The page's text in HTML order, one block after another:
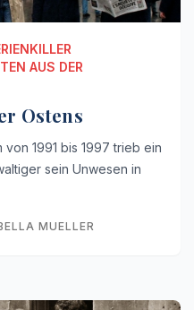
AUS DER
Ostens
1991 bis 1997 trieb ein
sein Unwesen in
MUELLER